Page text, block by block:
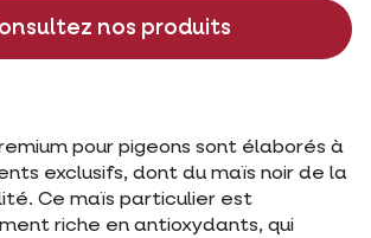
nos produits
pour pigeons sont élaborés à
exclusifs, dont du maïs noir de la
Ce maïs particulier est
riche en antioxydants, qui